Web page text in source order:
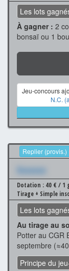
Les lots
À gagner : 2
bonsaï ou 1
Jeu-concours
N.C.
Replier (provis.)
Xxxxxxx
Dotation : 40 € / 1
Tirage + Simple
Les lots
Au tirage au
Potter au CGR
septembre
Principe du